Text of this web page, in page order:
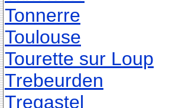
Tonnerre
Toulouse
Tourette sur Loup
Trebeurden
Tregastel